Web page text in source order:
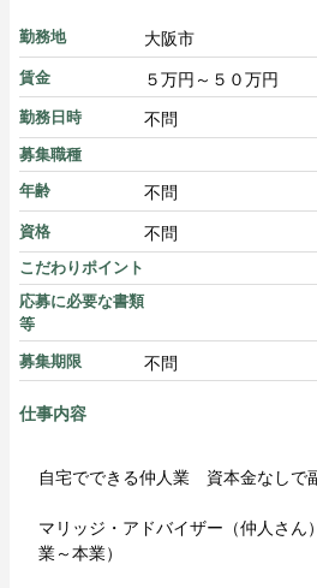
勤務地 大阪市
賃金 ５万円～５０万円
勤務日時 不問
募集職種
年齢
不問
資格 不問
こだわりポイント
応募に必要な書類
等
募集期限
不問
仕事内容
自宅でできる仲人業 資本金なしで
マリッジ・アドバイザー（仲人さ
業～本業）